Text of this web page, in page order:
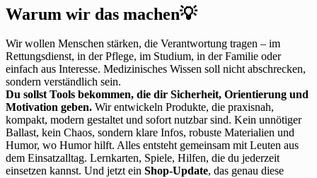
Warum wir das machen💡
Wir wollen Menschen stärken, die Verantwortung tragen – im
Rettungsdienst, in der Pflege, im Studium, in der Familie oder
einfach aus Interesse. Medizinisches Wissen soll nicht abschrecken,
sondern verständlich sein.
Du sollst Tools bekommen, die dir Sicherheit, Orientierung und
Motivation geben. Wir entwickeln Produkte, die praxisnah,
kompakt, modern gestaltet und sofort nutzbar sind. Kein unnötiger
Ballast, kein Chaos, sondern klare Infos, robuste Materialien und
Humor, wo Humor hilft. Alles entsteht gemeinsam mit Leuten aus
dem Einsatzalltag. Lernkarten, Spiele, Hilfen, die du jederzeit
einsetzen kannst. Und jetzt ein Shop-Update, das genau diese